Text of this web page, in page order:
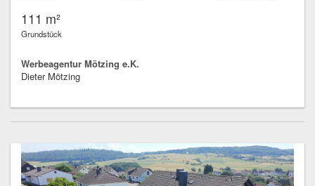
111 m²
Grundstück
Werbeagentur Mötzing e.K.
Dieter Mötzing